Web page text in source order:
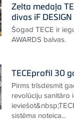
Zelta medaļa
divas iF
Šogad TECE ir
AWARDS balvas.
TECEprofil 30
Pirms trīsdesmit
revolūciju sanitāro
sistēma noteica...